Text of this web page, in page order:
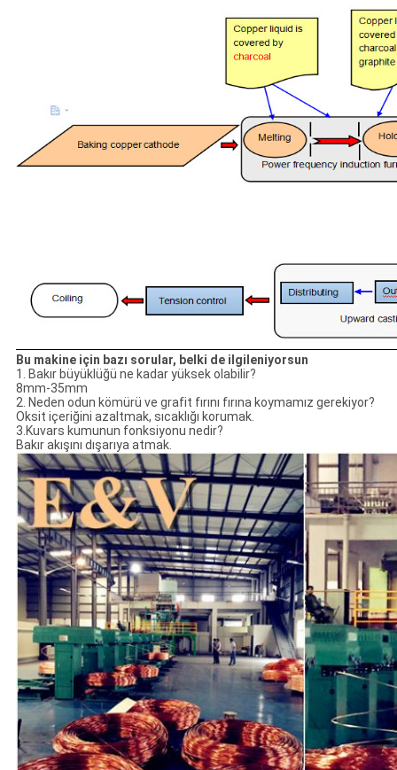
Bu makine için bazı sorular, belki de ilgileniyorsun
1. Bakır büyüklüğü ne kadar yüksek olabilir?
8mm-35mm
2. Neden odun kömürü ve grafit fırını fırına koymamız gerekiyor?
Oksit içeriğini azaltmak, sıcaklığı korumak.
3.Kuvars kumunun fonksiyonu nedir?
Bakır akışını dışarıya atmak.